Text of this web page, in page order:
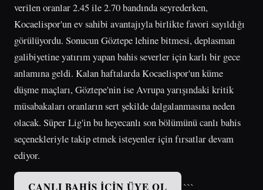
verilen oranlar 2.45 ile 2.70 bandında seyrederken,
Kocaelispor'un ev sahibi avantajıyla birlikte favori sayıldığı
görülüyordu. Sonucun Göztepe lehine bitmesi, deplasman
galibiyetine yatırım yapan bahis severler için karlı bir gece
anlamına geldi. Kalan haftalarda Kocaelispor'un küme
düşme maçları, Göztepe'nin ise Avrupa yarışındaki kritik
müsabakaları oranların sert şekilde dalgalanmasına neden
olacak. Süper Lig'in bu heyecanlı son bölümünü canlı bahis
seçenekleriyle takip etmek isteyenler için fırsatlar devam
ediyor.
CANLI BAHIS İÇIN ÜYE OL ```